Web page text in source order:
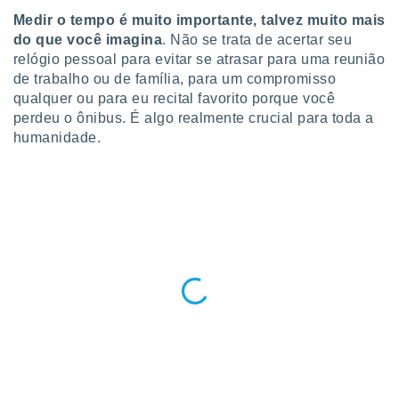
e
com
Pode
na nossa
e
Medir o tempo é muito importante, talvez muito mais
do que você imagina. Não se trata de acertar seu
relógio pessoal para evitar se atrasar para uma reunião
de trabalho ou de família, para um compromisso
qualquer ou para eu recital favorito porque você
perdeu o ônibus. É algo realmente crucial para toda a
humanidade.